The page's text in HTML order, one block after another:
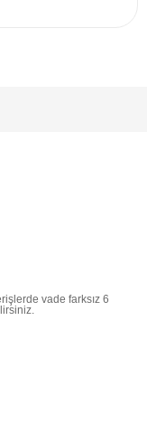
vade farksız 6